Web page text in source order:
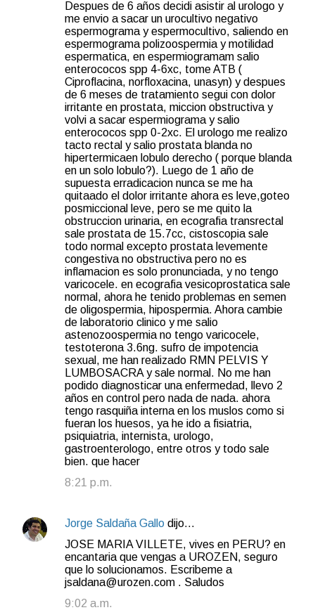
Despues de 6 años decidi asistir al urologo y
me envio a sacar un urocultivo negativo
espermograma y espermocultivo, saliendo en
espermograma polizoospermia y motilidad
espermatica, en espermiogramam salio
enterococos spp 4-6xc, tome ATB (
Ciproflacina, norfloxacina, unasyn) y despues
de 6 meses de tratamiento segui con dolor
irritante en prostata, miccion obstructiva y
volvi a sacar espermiograma y salio
enterococos spp 0-2xc. El urologo me realizo
tacto rectal y salio prostata blanda no
hipertermicaen lobulo derecho ( porque blanda
en un solo lobulo?). Luego de 1 año de
supuesta erradicacion nunca se me ha
quitaado el dolor irritante ahora es leve,goteo
posmiccional leve, pero se me quito la
obstruccion urinaria, en ecografia transrectal
sale prostata de 15.7cc, cistoscopia sale
todo normal excepto prostata levemente
congestiva no obstructiva pero no es
inflamacion es solo pronunciada, y no tengo
varicocele. en ecografia vesicoprostatica sale
normal, ahora he tenido problemas en semen
de oligospermia, hipospermia. Ahora cambie
de laboratorio clinico y me salio
astenozoospermia no tengo varicocele,
testoterona 3.6ng. sufro de impotencia
sexual, me han realizado RMN PELVIS Y
LUMBOSACRA y sale normal. No me han
podido diagnosticar una enfermedad, llevo 2
años en control pero nada de nada. ahora
tengo rasquiña interna en los muslos como si
fueran los huesos, ya he ido a fisiatria,
psiquiatria, internista, urologo,
gastroenterologo, entre otros y todo sale
bien. que hacer
8:21 p.m.
Jorge Saldaña Gallo dijo…
JOSE MARIA VILLETE, vives en PERU? en
encantaria que vengas a UROZEN, seguro
que lo solucionamos. Escribeme a
jsaldana@urozen.com . Saludos
9:02 a.m.